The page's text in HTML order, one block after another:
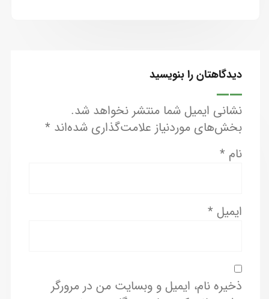
دیدگاهتان را بنویسید
نشانی ایمیل شما منتشر نخواهد شد.
بخش‌های موردنیاز علامت‌گذاری شده‌اند *
نام *
ایمیل *
ذخیره نام، ایمیل و وبسایت من در مرورگر